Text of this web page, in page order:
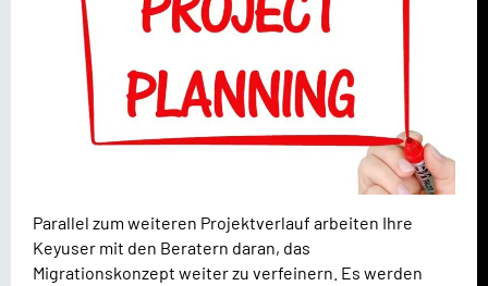
Parallel zum weiteren Projektverlauf arbeiten Ihre
Keyuser mit den Beratern daran, das
Migrationskonzept weiter zu verfeinern. Es werden